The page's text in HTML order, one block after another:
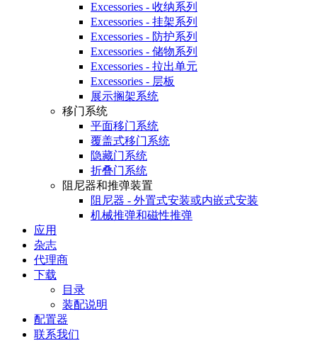
Excessories - 收纳系列
Excessories - 挂架系列
Excessories - 防护系列
Excessories - 储物系列
Excessories - 拉出单元
Excessories - 层板
展示搁架系统
移门系统
平面移门系统
覆盖式移门系统
隐藏门系统
折叠门系统
阻尼器和推弹装置
阻尼器 - 外置式安装或内嵌式安装
机械推弹和磁性推弹
应用
杂志
代理商
下载
目录
装配说明
配置器
联系我们